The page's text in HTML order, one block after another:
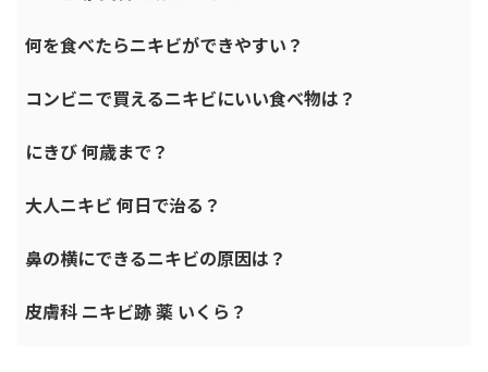
何を食べたらニキビができやすい？
コンビニで買えるニキビにいい食べ物は？
にきび 何歳まで？
大人ニキビ 何日で治る？
鼻の横にできるニキビの原因は？
皮膚科 ニキビ跡 薬 いくら？